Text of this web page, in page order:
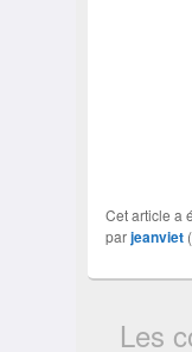
Cet article a
parjeanviet(
Les